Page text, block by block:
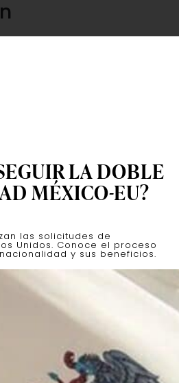
LA DOBLE
MÉXICO-EU?
las solicitudes de
Unidos. Conoce el proceso
y sus beneficios.